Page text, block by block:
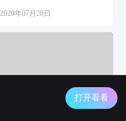
2020年07月28日
04:35
台北市广泰奈米生物科
打开看看